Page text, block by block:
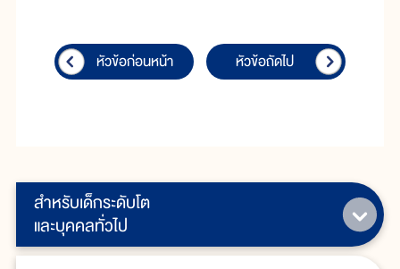
สำหรับเด็กระดับโต
และบุคคลทั่วไป
หัวข้อก่อนหน้า หัวข้อถัดไป